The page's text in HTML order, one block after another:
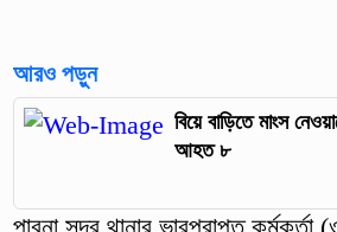
আরও পড়ুন
বিয়ে বাড়িতে মাংস
আহত ৮